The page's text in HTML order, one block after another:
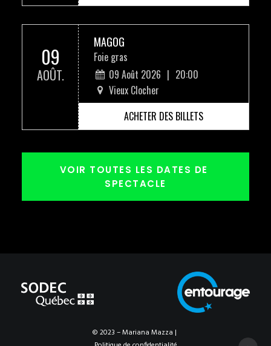
09
AOÛT.
MAGOG
Foie gras
09 Août 2026 | 20:00
Vieux Clocher
ACHETER DES BILLETS
VOIR TOUTES LES DATES DE
SPECTACLE
© 2023 – Mariana Mazza |